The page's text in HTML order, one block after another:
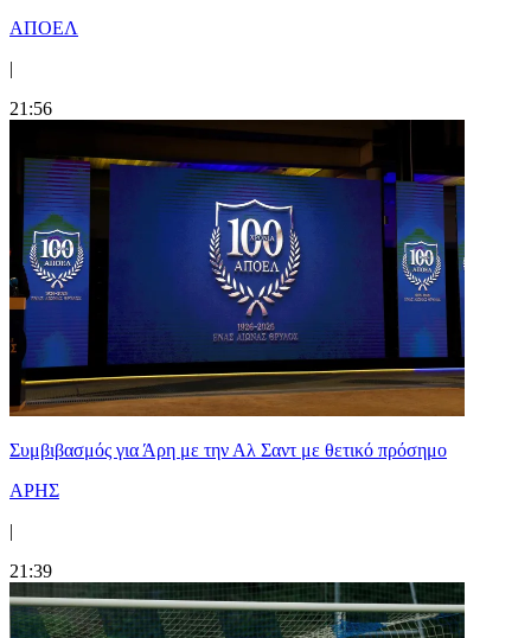
ΑΠΟΕΛ
|
21:56
Συμβιβασμός για Άρη με την Αλ Σαντ με θετικό πρόσημο
ΑΡΗΣ
|
21:39